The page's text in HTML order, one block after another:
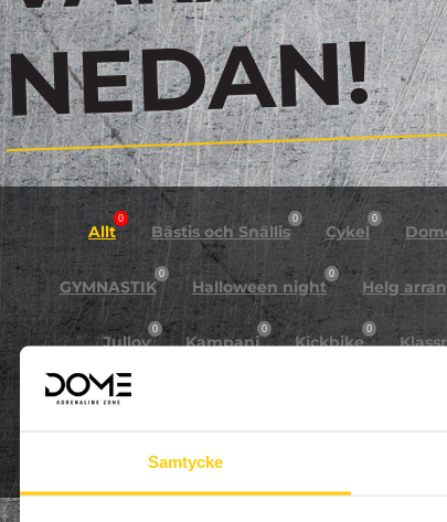
Samtycke
N!
Allt
0
Bästis och Snällis
0
Cykel
0
GYMNASTIK
0
Halloween night
0
Helg
Jullov
0
Kampanj
0
Kickbike
0
NPF-Träning